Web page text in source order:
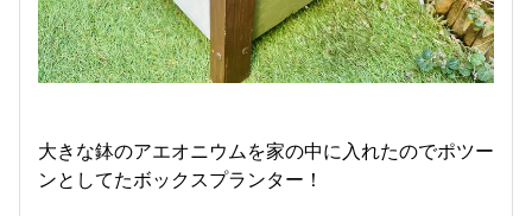
大きな鉢のアエオニウムを家の中に入れたのでポツー
ンとしてたボックスプランター！